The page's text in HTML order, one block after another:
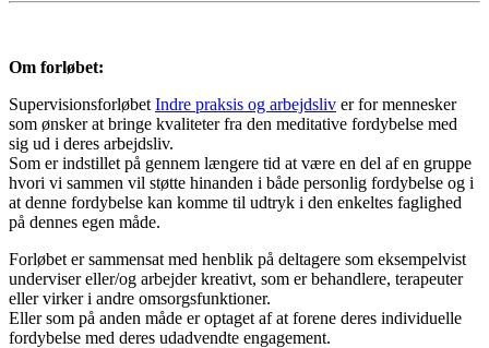
Om forløbet:
Supervisionsforløbet Indre praksis og arbejdsliv er for mennesker
som ønsker at bringe kvaliteter fra den meditative fordybelse med
sig ud i deres arbejdsliv.
Som er indstillet på gennem længere tid at være en del af en gruppe
hvori vi sammen vil støtte hinanden i både personlig fordybelse og i
at denne fordybelse kan komme til udtryk i den enkeltes faglighed
på dennes egen måde.
Forløbet er sammensat med henblik på deltagere som eksempelvist
underviser eller/og arbejder kreativt, som er behandlere, terapeuter
eller virker i andre omsorgsfunktioner.
Eller som på anden måde er optaget af at forene deres individuelle
fordybelse med deres udadvendte engagement.